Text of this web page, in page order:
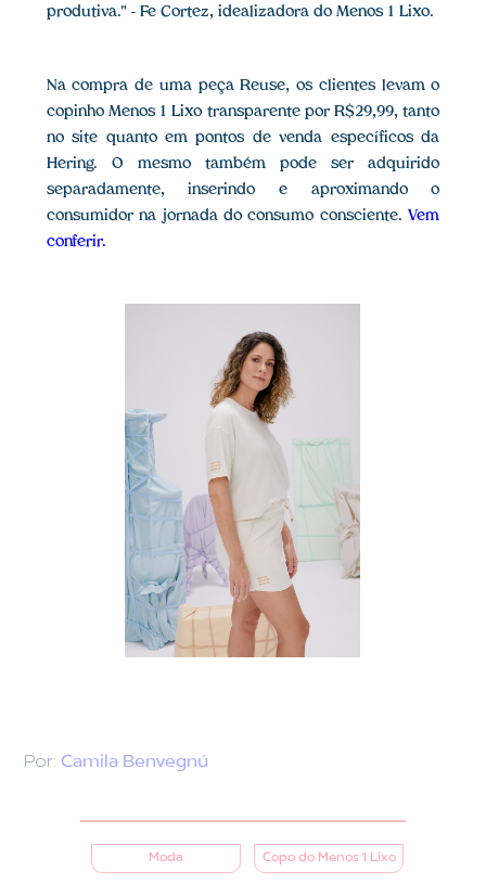
produtiva." - Fe Cortez, idealizadora do Menos 1 Lixo.
Na compra de uma peça Reuse, os clientes levam o
copinho Menos 1 Lixo transparente por R$29,99, tanto
no site quanto em pontos de venda específicos da
Hering. O mesmo também pode ser adquirido
separadamente, inserindo e aproximando o
consumidor na jornada do consumo consciente. Vem
conferir.
Camila Benvegnú
Por:
Moda Copo do Menos 1 Lixo